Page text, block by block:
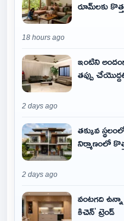
రూమ్‌లకు
18 hours ago
ఇంటిని
తప్పు
2 days ago
తక్కువ
నిర్మాణంలో
2 days ago
వంటగది
కిచెన్' ట్రెండ్